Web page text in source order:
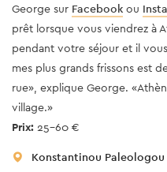
George sur Facebook ou
prêt lorsque vous viendrez à
pendant votre séjour et il
mes plus grands frissons est
rue», explique George.
village.»
Prix: 25-60 €
Konstantinou Paleologou